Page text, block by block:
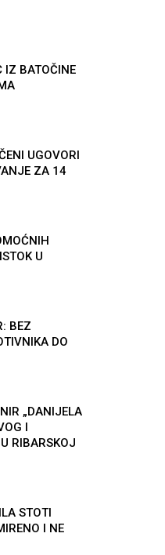
IZ BATOČINE
UGOVORI
ZA 14
U
BEZ
DO
„DANIJELA
I
RIBARSKOJ
STOTI
I NE